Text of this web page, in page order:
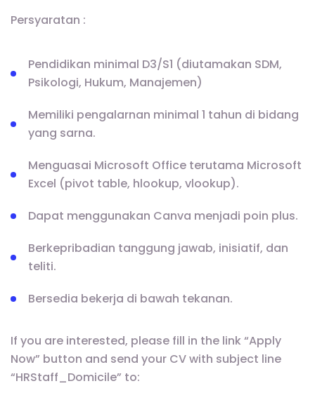
Persyaratan :
Pendidikan minimal D3/S1 (diutamakan SDM,
Psikologi, Hukum, Manajemen)
Memiliki pengalarnan minimal 1 tahun di bidang
yang sarna.
Menguasai Microsoft Office terutama Microsoft
Excel (pivot table, hlookup, vlookup).
Dapat menggunakan Canva menjadi poin plus.
Berkepribadian tanggung jawab, inisiatif, dan
teliti.
Bersedia bekerja di bawah tekanan.
If you are interested, please fill in the link “Apply
Now” button and send your CV with subject line
“HRStaff_Domicile” to: